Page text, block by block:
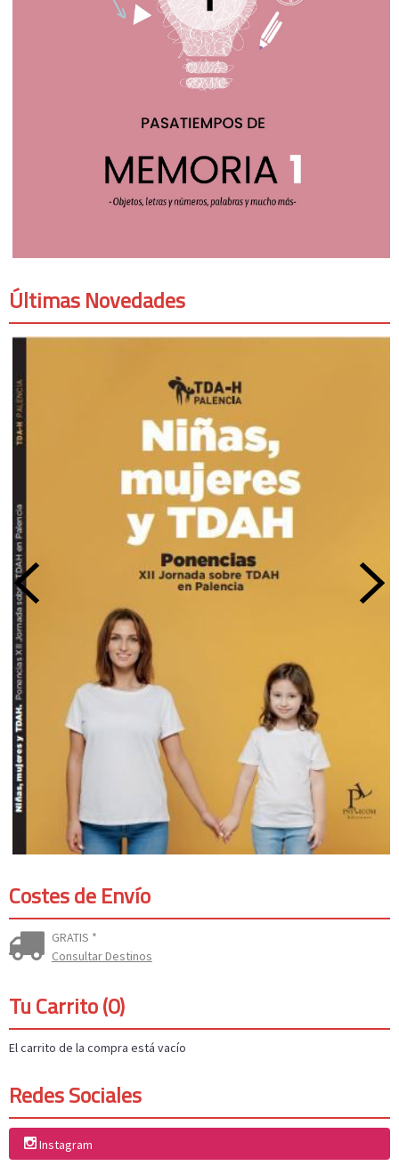
Últimas Novedades
Costes de Envío
GRATIS *
Consultar Destinos
Tu Carrito (0)
El carrito de la compra está vacío
Redes Sociales
Instagram